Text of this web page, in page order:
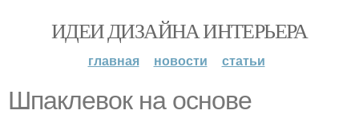
ИДЕИ ДИЗАЙНА ИНТЕРЬЕРА
главная новости статьи
Шпаклевок на основе